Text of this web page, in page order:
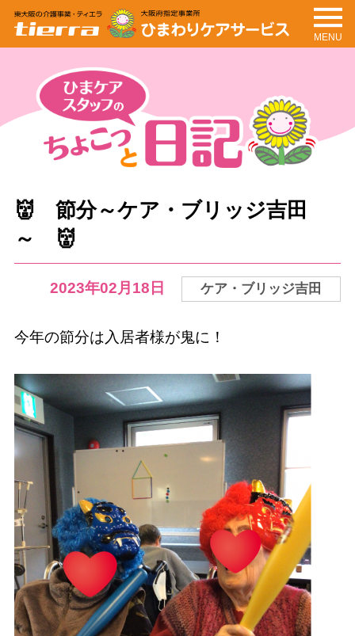
tierra
ひまわりケアサービ
ス
MENU
👹 節分～ケア・ブリッジ吉田
～ 👹
2023年02月18日 ケア・ブリッジ吉田
今年の節分は入居者様が鬼に！